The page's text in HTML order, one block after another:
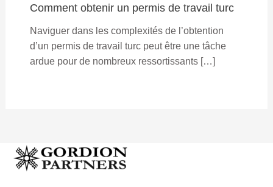
Comment obtenir un permis de travail turc
Naviguer dans les complexités de l’obtention
d’un permis de travail turc peut être une tâche
ardue pour de nombreux ressortissants […]